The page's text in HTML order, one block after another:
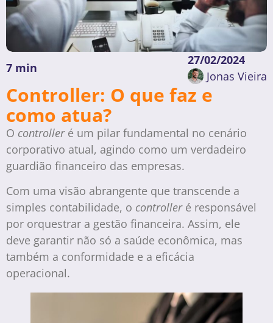
7 min
27/02/2024
Jonas Vieira
Controller: O que faz e
como atua?
O controlleré um pilar fundamental no cenário
corporativo atual, agindo como um verdadeiro
guardião financeiro das empresas.
Com uma visão abrangente que transcende a
simples contabilidade, o controlleré responsável
por orquestrar a gestão financeira. Assim, ele
deve garantir não só a saúde econômica, mas
também a conformidade e a eficácia
operacional.